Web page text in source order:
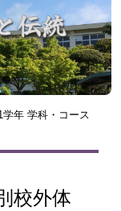
学年 学科・コース
校外体